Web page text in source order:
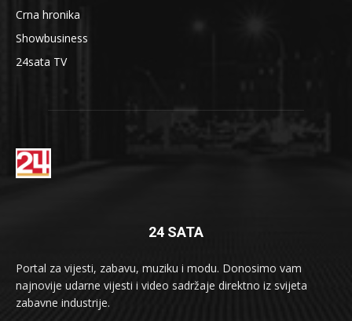
Crna hronika
Showbusiness
24sata TV
24 SATA
Portal za vijesti, zabavu, muziku i modu. Donosimo vam
najnovije udarne vijesti i video sadržaje direktno iz svijeta
zabavne industrije.